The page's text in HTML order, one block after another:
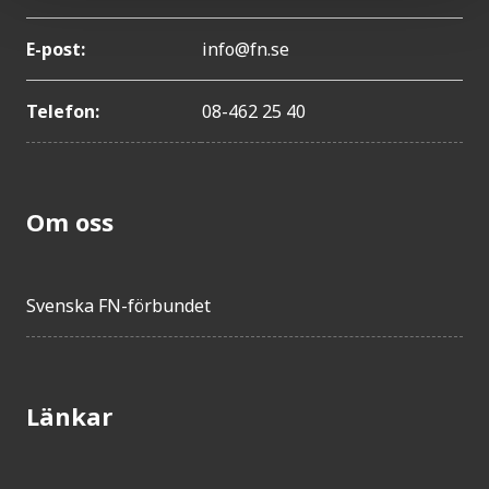
E-post: info@fn.se
Telefon: 08-462 25 40
Om oss
Svenska FN-förbundet
Länkar